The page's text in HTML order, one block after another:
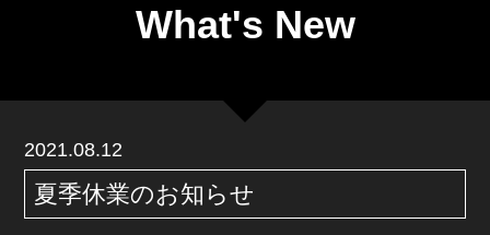
What's New
2021.08.12
夏季休業のお知らせ